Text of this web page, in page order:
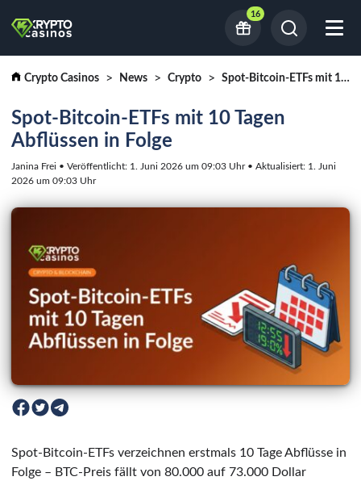
16
Crypto Casinos News Crypto Spot-Bitcoin-ETFs mit 10 Tagen Abflüssen in Folge
Spot-Bitcoin-ETFs mit 10 Tagen
Abflüssen in Folge
Janina Frei • Veröffentlicht: 1. Juni 2026 um 09:03 Uhr • Aktualisiert: 1. Juni
2026 um 09:03 Uhr
Spot-Bitcoin-ETFs verzeichnen erstmals 10 Tage Abflüsse in
Folge – BTC-Preis fällt von 80.000 auf 73.000 Dollar